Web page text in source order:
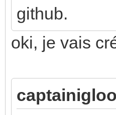
github.
oki, je vais